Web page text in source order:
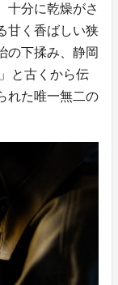
十分に乾燥がさ
甘く香ばしい狭
の下揉み、静岡
と古くから伝
れた唯一無二の